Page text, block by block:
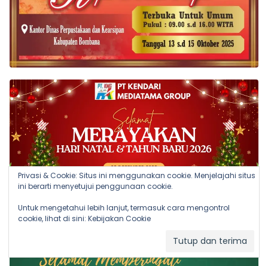
Privasi & Cookie: Situs ini menggunakan cookie. Menjelajahi situs
ini berarti menyetujui penggunaan cookie.
Untuk mengetahui lebih lanjut, termasuk cara mengontrol
cookie, lihat di sini: Kebijakan Cookie